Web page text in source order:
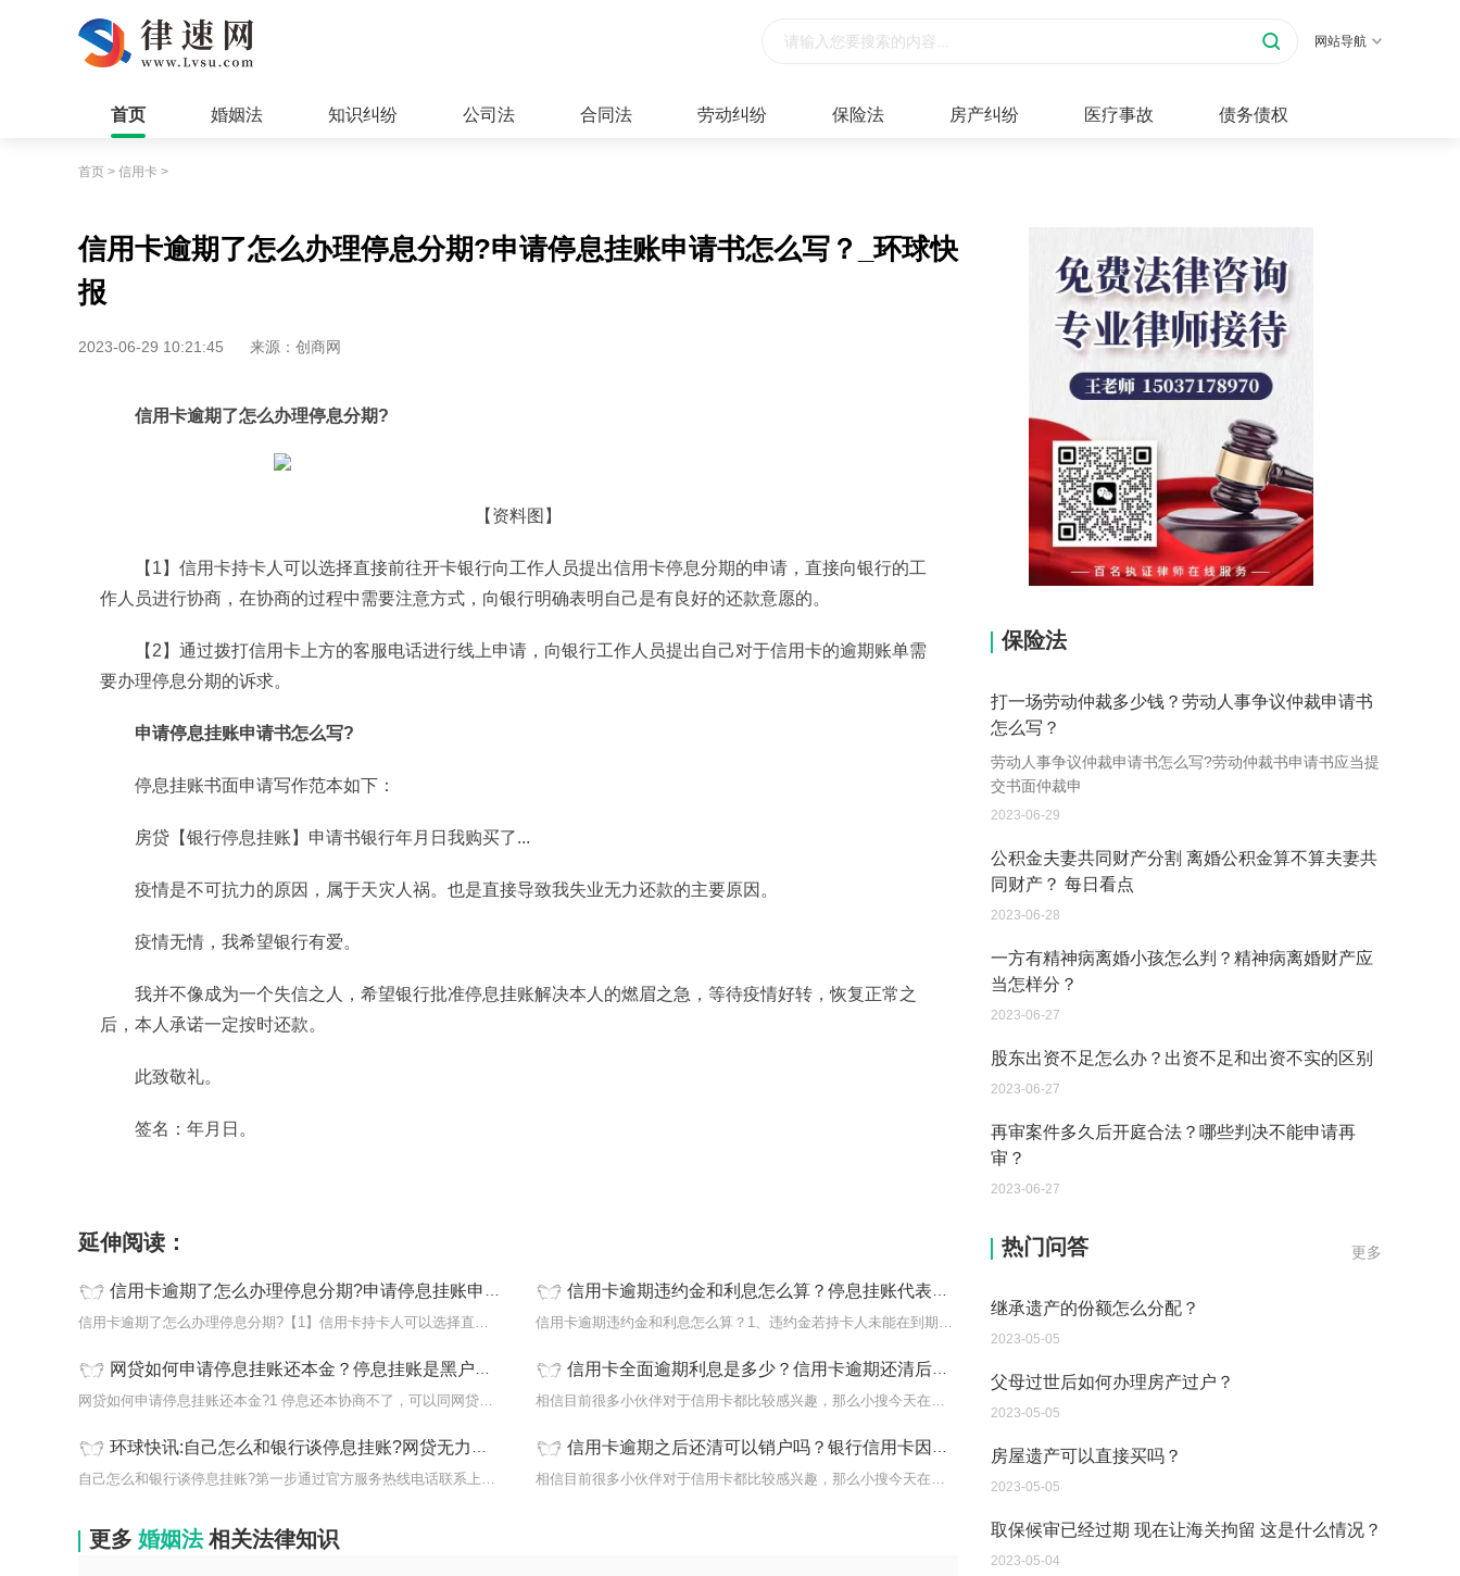
网站导航
首页 婚姻法 知识纠纷 公司法 合同法 劳动纠纷 保险法 房产纠纷 医疗事故 债务债权
首页 > 信用卡 >
信用卡逾期了怎么办理停息分期?申请停息挂账申请书怎么写？_环球快
报
2023-06-29 10:21:45 来源：创商网
信用卡逾期了怎么办理停息分期?
【资料图】
【1】信用卡持卡人可以选择直接前往开卡银行向工作人员提出信用卡停息分期的申请，直接向银行的工
作人员进行协商，在协商的过程中需要注意方式，向银行明确表明自己是有良好的还款意愿的。
【2】通过拨打信用卡上方的客服电话进行线上申请，向银行工作人员提出自己对于信用卡的逾期账单需
要办理停息分期的诉求。
申请停息挂账申请书怎么写?
停息挂账书面申请写作范本如下：
房贷【银行停息挂账】申请书银行年月日我购买了...
疫情是不可抗力的原因，属于天灾人祸。也是直接导致我失业无力还款的主要原因。
疫情无情，我希望银行有爱。
我并不像成为一个失信之人，希望银行批准停息挂账解决本人的燃眉之急，等待疫情好转，恢复正常之
后，本人承诺一定按时还款。
此致敬礼。
签名：年月日。
延伸阅读：
信用卡逾期了怎么办理停息分期?申请停息挂账申请书怎么写？_环球快报
信用卡逾期了怎么办理停息分期?【1】信用卡持卡人可以选择直接前往
信用卡逾期违约金和利息怎么算？停息挂账代表什么意思？_天天热推荐
信用卡逾期违约金和利息怎么算？1、违约金若持卡人未能在到期还款日
网贷如何申请停息挂账还本金？停息挂账是黑户吗？
网贷如何申请停息挂账还本金?1 停息还本协商不了，可以同网贷平台说
信用卡全面逾期利息是多少？信用卡逾期还清后注销有什么影响？ 焦点简讯
相信目前很多小伙伴对于信用卡都比较感兴趣，那么小搜今天在网上也
环球快讯:自己怎么和银行谈停息挂账?网贷无力偿还怎么办理停息挂账？
自己怎么和银行谈停息挂账?第一步通过官方服务热线电话联系上贷款经
信用卡逾期之后还清可以销户吗？银行信用卡因犯案还不上怎么处理？
相信目前很多小伙伴对于信用卡都比较感兴趣，那么小搜今天在网上也
更多 婚姻法 相关法律知识
保险法
打一场劳动仲裁多少钱？劳动人事争议仲裁申请书
怎么写？
劳动人事争议仲裁申请书怎么写?劳动仲裁书申请书应当提
交书面仲裁申
2023-06-29
公积金夫妻共同财产分割 离婚公积金算不算夫妻共
同财产？ 每日看点
2023-06-28
一方有精神病离婚小孩怎么判？精神病离婚财产应
当怎样分？
2023-06-27
股东出资不足怎么办？出资不足和出资不实的区别
2023-06-27
再审案件多久后开庭合法？哪些判决不能申请再
审？
2023-06-27
更多
热门问答
遗产继承必须要公证吗？
继承遗产的份额怎么分配？
2023-05-05
父母过世后如何办理房产过户？
2023-05-05
房屋遗产可以直接买吗？
2023-05-05
取保候审已经过期 现在让海关拘留 这是什么情况？
2023-05-04